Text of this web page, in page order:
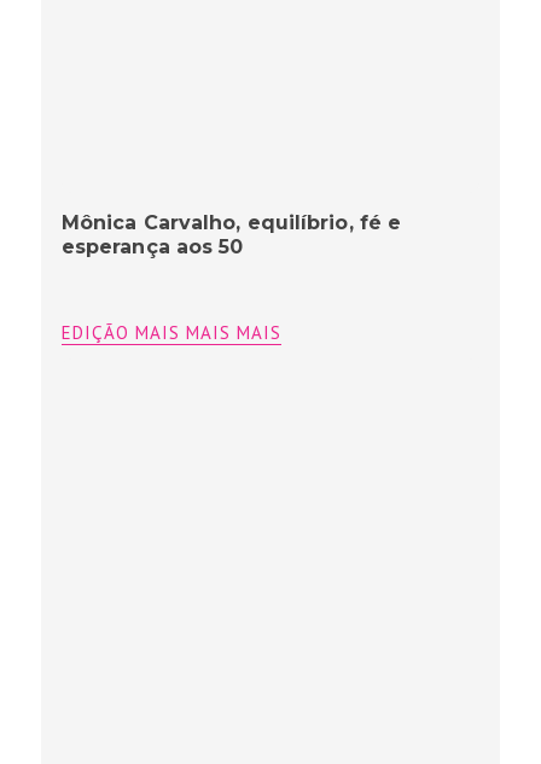
Mônica Carvalho, equilíbrio, fé e
esperança aos 50
EDIÇÃO MAIS MAIS MAIS